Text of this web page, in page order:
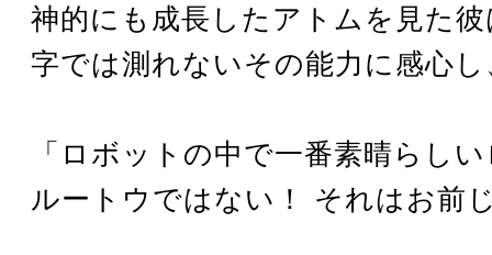
神的にも成長したアトムを見た
字では測れないその能力に感心し
「ロボットの中で一番素晴らし
ルートウではない！ それはお前